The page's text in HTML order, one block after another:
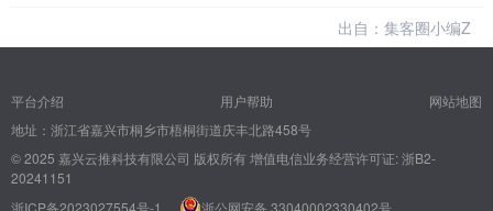
出自：集客圈小编Z
平台介绍 用户帮助
网站地图
地址：浙江省嘉兴市桐乡市梧桐街道庆丰北路458号
© 2025 嘉兴云推科技有限公司 版权所有增值电信业务经营许可证: 浙B2-
20241151
浙ICP备2023027554号-1
浙公网安备 33040002330402号